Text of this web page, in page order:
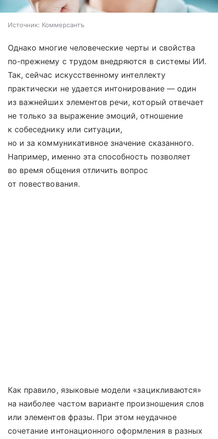
Источник: Коммерсантъ
Однако многие человеческие черты и свойства
по-прежнему с трудом внедряются в системы ИИ.
Так, сейчас искусственному интеллекту
практически не удается интонирование — один
из важнейших элементов речи, который отвечает
не только за выражение эмоций, отношение
к собеседнику или ситуации,
но и за коммуникативное значение сказанного.
Например, именно эта способность позволяет
во время общения отличить вопрос
от повествования.
Как правило, языковые модели «зацикливаются»
на наиболее частом варианте произношения слов
или элементов фразы. При этом неудачное
сочетание интонационного оформления в разных